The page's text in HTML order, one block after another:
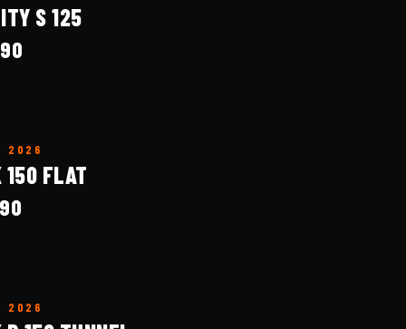
S 125
2026
150 FLAT
2026